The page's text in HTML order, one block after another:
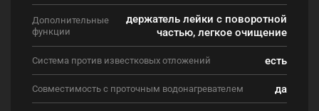
Дополнительные
функции
держатель лейки с поворотной
частью, легкое очищение
Система против известковых отложений есть
Совместимость с проточным водонагревателем да